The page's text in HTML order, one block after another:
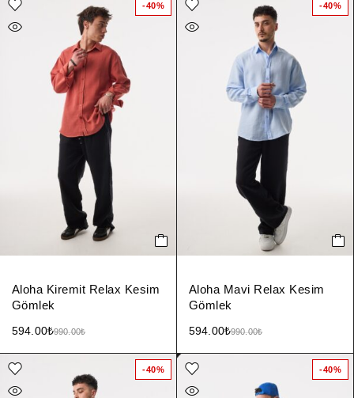
-40%
Aloha Kiremit Relax Kesim
Gömlek
990.00₺
594.00₺
-40%
Aloha Mavi Relax Kesim
Gömlek
990.00₺
594.00₺
-40% -40%